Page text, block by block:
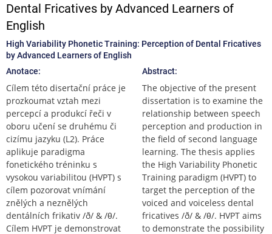
Dental Fricatives by Advanced Learners of
English
High Variability Phonetic Training: Perception of Dental Fricatives
by Advanced Learners of English
Anotace:
Cílem této disertační práce je
prozkoumat vztah mezi
percepcí a produkcí řeči v
oboru učení se druhému či
cizímu jazyku (L2). Práce
aplikuje paradigma
fonetického tréninku s
vysokou variabilitou (HVPT) s
cílem pozorovat vnímání
znělých a neznělých
dentálních frikativ /ð/ & /θ/.
Cílem HVPT je demonstrovat
Abstract:
The objective of the present
dissertation is to examine the
relationship between speech
perception and production in
the field of second language
learning. The thesis applies
the High Variability Phonetic
Training paradigm (HVPT) to
target the perception of the
voiced and voiceless dental
fricatives /ð/ & /θ/. HVPT aims
to demonstrate the possibility